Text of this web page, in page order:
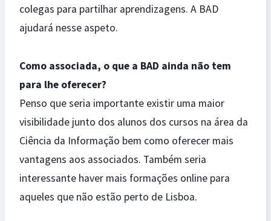
colegas para partilhar aprendizagens. A BAD
ajudará nesse aspeto.
Como associada, o que a BAD ainda não tem
para lhe oferecer?
Penso que seria importante existir uma maior
visibilidade junto dos alunos dos cursos na área da
Ciência da Informação bem como oferecer mais
vantagens aos associados. Também seria
interessante haver mais formações online para
aqueles que não estão perto de Lisboa.